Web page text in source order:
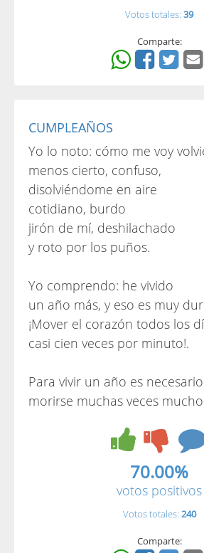
Votos totales: 39
Comparte:
CUMPLEAÑOS
Yo lo noto: cómo me voy
menos cierto, confuso,
disolviéndome en aire
cotidiano, burdo
jirón de mí, deshilachado
y roto por los puños.
Yo comprendo: he vivido
un año más, y eso es muy
¡Mover el corazón todos los
casi cien veces por minuto!.
Para vivir un año es necesario
morirse muchas veces
70.00%
votos positivos
Votos totales: 240
Comparte: